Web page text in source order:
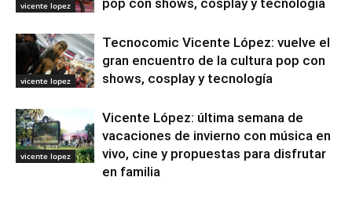
vicente lopez
vicente lopez
Tecnocomic Vicente López: vuelve el
gran encuentro de la cultura pop con
shows, cosplay y tecnología
vicente lopez
Vicente López: última semana de
vacaciones de invierno con música en
vivo, cine y propuestas para disfrutar
en familia